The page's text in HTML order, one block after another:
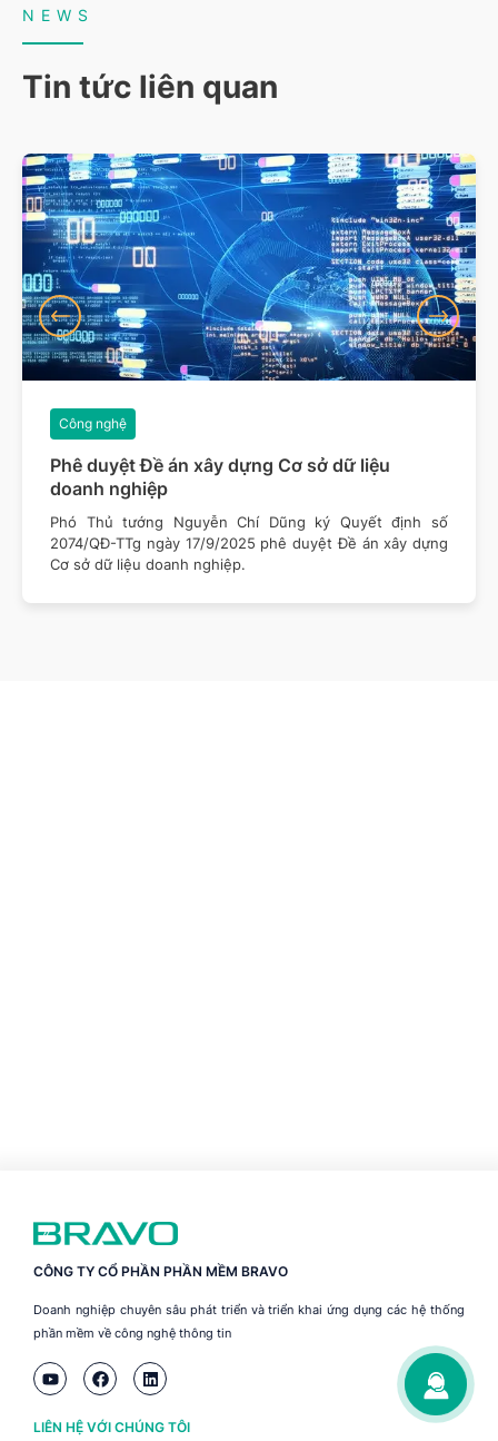
NEWS
Tin tức liên quan
Phê duyệt Đề án xây dựng Cơ sở dữ liệu
doanh nghiệp
Công nghệ
Phó Thủ tướng Nguyễn Chí Dũng ký Quyết định số
2074/QĐ-TTg ngày 17/9/2025 phê duyệt Đề án xây dựng
Cơ sở dữ liệu doanh nghiệp.
CÔNG TY CỔ PHẦN PHẦN MỀM BRAVO
Doanh nghiệp chuyên sâu phát triển và triển khai ứng dụng các hệ thống
phần mềm về công nghệ thông tin
LIÊN HỆ VỚI CHÚNG TÔI